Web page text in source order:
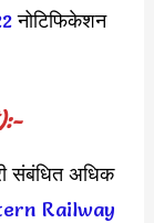
नोटिफिकेशन
संबंधित अधिक
Railway